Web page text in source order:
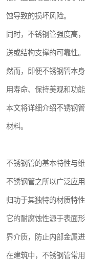
蚀导致的损坏风险。
同时，不锈钢管强度高
送或结构支撑的可靠性。
然而，即便不锈钢管本
用寿命、保持美观和功能
本文将详细介绍不锈钢
材料。
不锈钢管的基本特性与
不锈钢管之所以广泛应
归功于其独特的材质特性
它的耐腐蚀性源于表面
界介质，防止内部金属进
在建筑中，不锈钢管常